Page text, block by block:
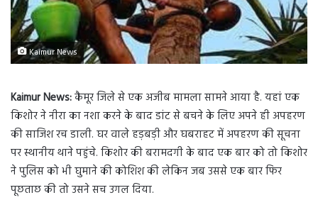
Kaimur News
Kaimur News:कैमूर जिले से एक अजीब मामला सामने आया है. यहां एक
किशोर ने नीरा का नशा करने के बाद डांट से बचने के लिए अपने ही अपहरण
की साजिश रच डाली. घर वाले हड़बड़ी और घबराहट में अपहरण की सूचना
पर स्थानीय थाने पहुंचे. किशोर की बरामदगी के बाद एक बार को तो किशोर
ने पुलिस को भी घुमाने की कोशिश की लेकिन जब उससे एक बार फिर
पूछताछ की तो उसने सच उगल दिया.